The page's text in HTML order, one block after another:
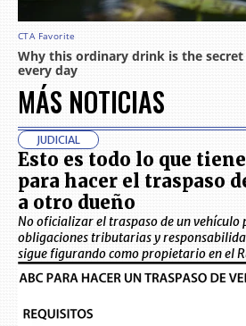
MÁS NOTICIAS
JUDICIAL
Esto es todo lo que
para hacer el traspaso
a otro dueño
No oficializar el traspaso de un vehículo
obligaciones tributarias y
sigue figurando como propietario en el